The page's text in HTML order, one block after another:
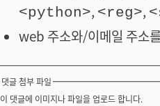
<python>, <reg>,
web 주소와/이메일 주소
댓글 첨부 파일
이 댓글에 이미지나 파일을 업로드 합니다.